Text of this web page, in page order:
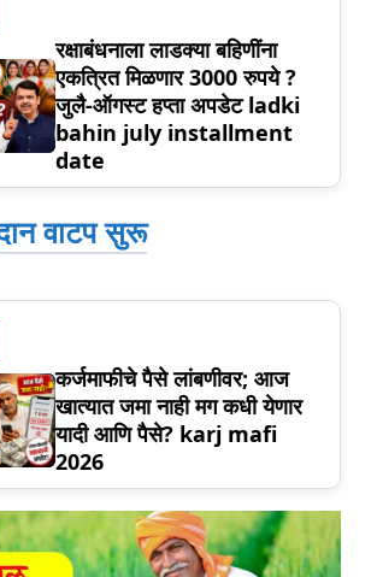
रक्षाबंधनाला लाडक्या बहिणींना
एकत्रित मिळणार 3000 रुपये ?
जुलै-ऑगस्ट हप्ता अपडेट ladki
bahin july installment
date
वाटप सुरू
कर्जमाफीचे पैसे लांबणीवर; आज
खात्यात जमा नाही मग कधी येणार
यादी आणि पैसे? karj mafi
2026